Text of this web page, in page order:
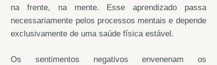
na frente, na mente. Esse aprendizado passa
necessariamente pelos processos mentais e depende
exclusivamente de uma saúde física estável.
Os sentimentos negativos envenenam os